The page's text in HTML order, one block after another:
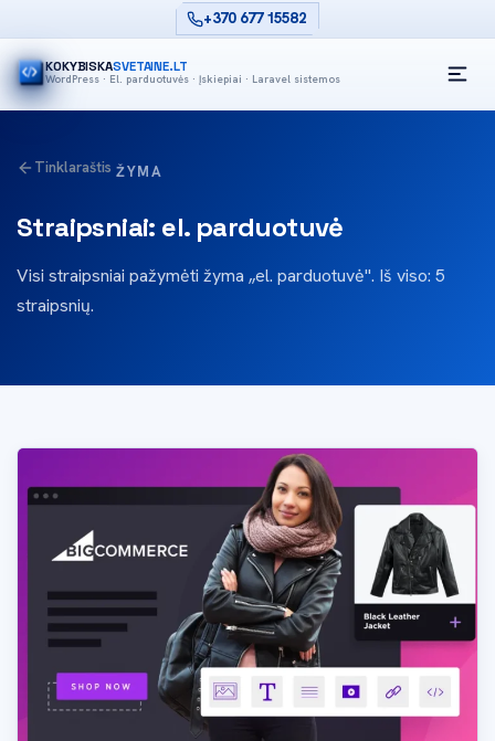
+370 677 15582
KOKYBISKASVETAINE.LT
WordPress · El. parduotuvės · Įskiepiai · Laravel sistemos
Tinklaraštis ŽYMA
Straipsniai: el. parduotuvė
Visi straipsniai pažymėti žyma „el. parduotuvė". Iš viso: 5
straipsnių.